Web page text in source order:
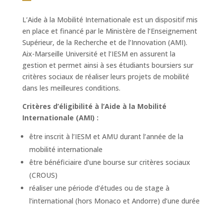
L’Aide à la Mobilité Internationale est un dispositif mis
en place et financé par le Ministère de l’Enseignement
Supérieur, de la Recherche et de l’Innovation (AMI).
Aix-Marseille Université et l’IESM en assurent la
gestion et permet ainsi à ses étudiants boursiers sur
critères sociaux de réaliser leurs projets de mobilité
dans les meilleures conditions.
Critères d’éligibilité à l’Aide à la Mobilité
Internationale (AMI) :
être inscrit à l’IESM et AMU durant l’année de la
mobilité internationale
être bénéficiaire d’une bourse sur critères sociaux
(CROUS)
réaliser une période d’études ou de stage à
l’international (hors Monaco et Andorre) d’une durée